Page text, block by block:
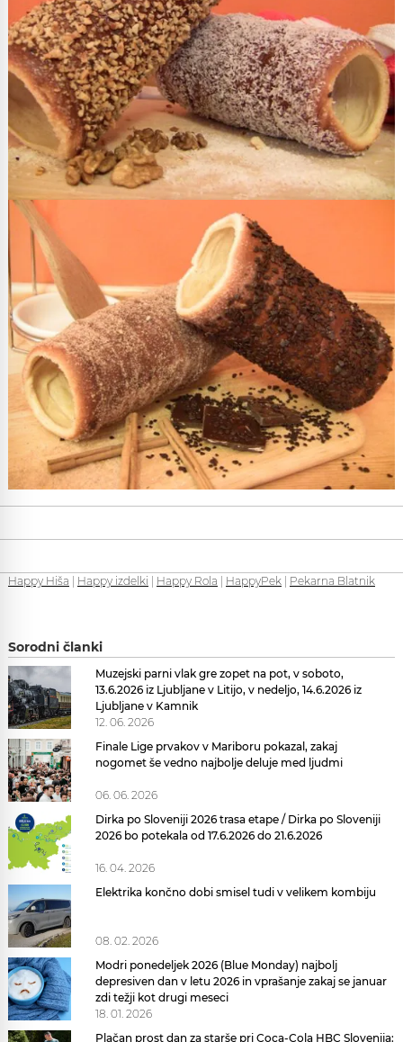
Happy Hiša Happy izdelki Happy Rola HappyPek Pekarna Blatnik
Sorodni članki
Muzejski parni vlak gre zopet na pot, v soboto,
13.6.2026 iz Ljubljane v Litijo, v nedeljo, 14.6.2026 iz
Ljubljane v Kamnik
12. 06. 2026
Finale Lige prvakov v Mariboru pokazal, zakaj
nogomet še vedno najbolje deluje med ljudmi
06. 06. 2026
Dirka po Sloveniji 2026 trasa etape / Dirka po Sloveniji
2026 bo potekala od 17.6.2026 do 21.6.2026
16. 04. 2026
Elektrika končno dobi smisel tudi v velikem kombiju
08. 02. 2026
Modri ponedeljek 2026 (Blue Monday) najbolj
depresiven dan v letu 2026 in vprašanje zakaj se januar
zdi težji kot drugi meseci
18. 01. 2026
Plačan prost dan za starše pri Coca-Cola HBC Slovenija: